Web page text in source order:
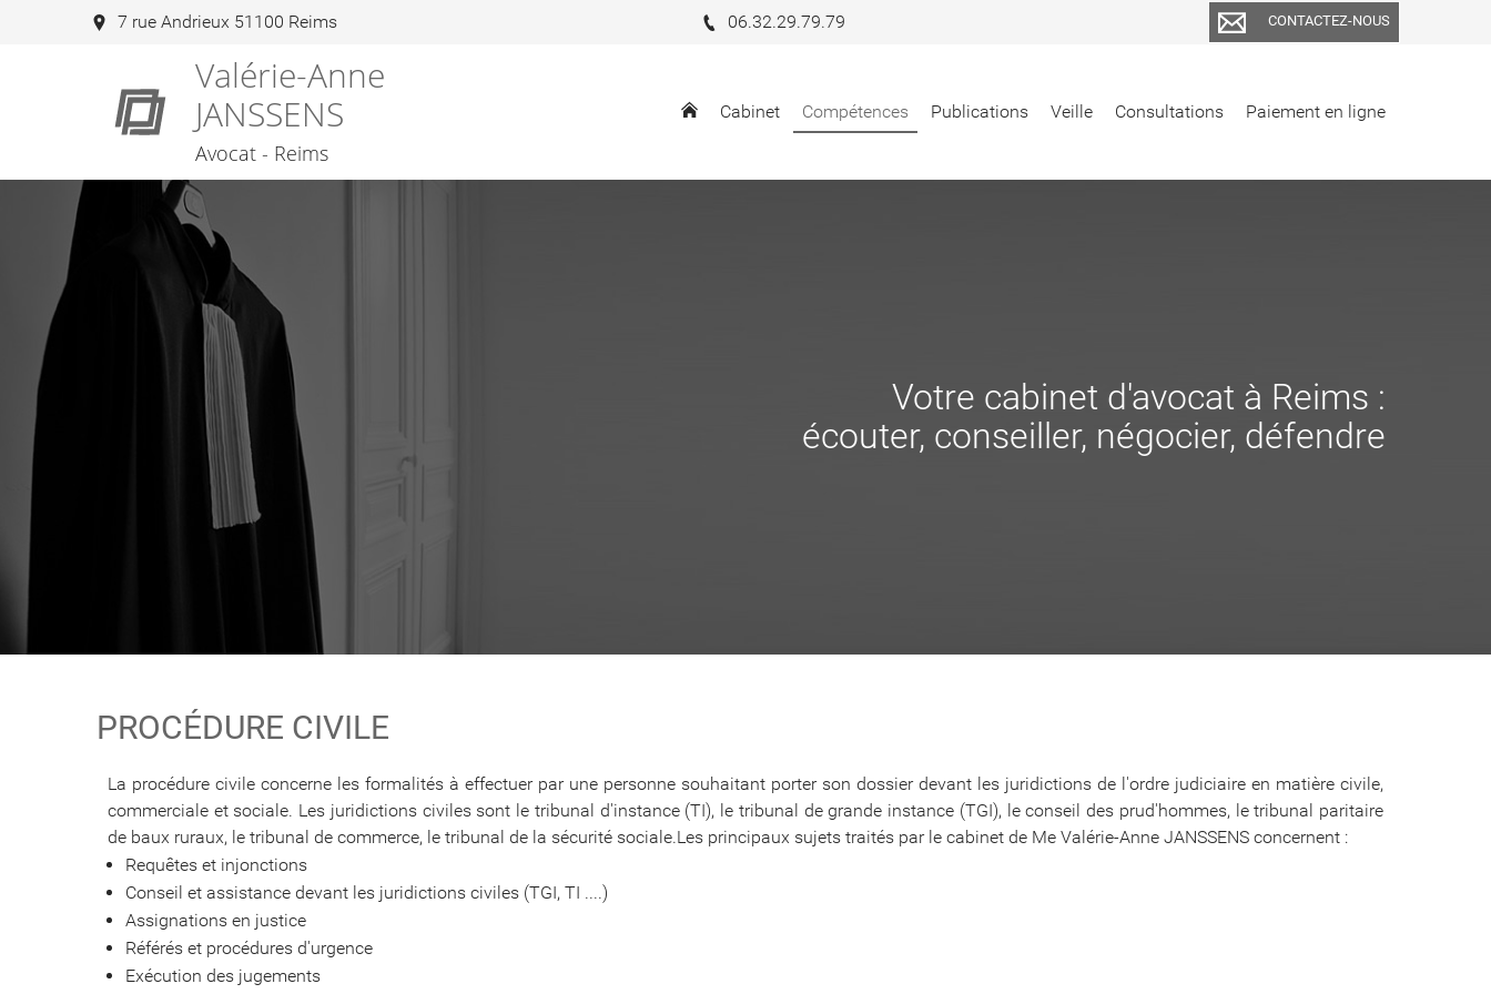
Valérie-Anne
JANSSENS
Avocat - Reims
Cabinet Compétences Publications Veille Consultations Paiement en ligne
7 rue Andrieux 51100 Reims 06.32.29.79.79 CONTACTEZ-NOUS
Votre cabinet d'avocat à Reims :
écouter, conseiller, négocier, défendre
PROCÉDURE CIVILE
La procédure civile concerne les formalités à effectuer par une personne souhaitant porter son dossier devant les juridictions de l'ordre judiciaire en matière civile,
commerciale et sociale. Les juridictions civiles sont le tribunal d'instance (TI), le tribunal de grande instance (TGI), le conseil des prud'hommes, le tribunal paritaire
de baux ruraux, le tribunal de commerce, le tribunal de la sécurité sociale.Les principaux sujets traités par le cabinet de Me Valérie-Anne JANSSENS concernent :
Requêtes et injonctions
Conseil et assistance devant les juridictions civiles (TGI, TI ....)
Assignations en justice
Référés et procédures d'urgence
Exécution des jugements